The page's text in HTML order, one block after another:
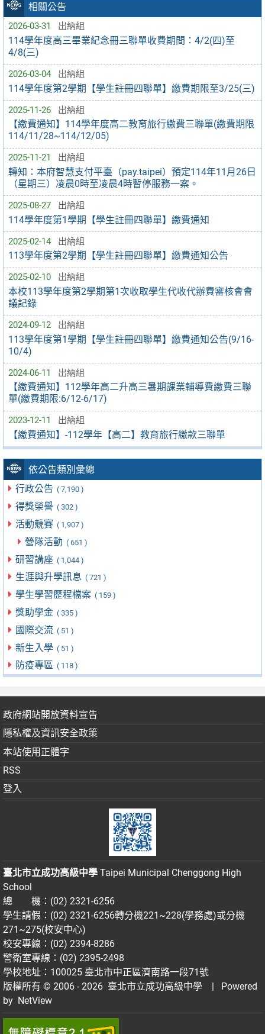
相關公告
2026-03-31 出納組
114學年度高三畢業紀念冊三聯單收費期間：4/2(四)至
4/8(三)
2026-03-04 出納組
114學年度第2學期【學生註冊四聯單】繳費期限至3/25(三)
2025-11-26 出納組
【繳費通知】114學年度高二教育旅行繳費三聯單(繳費期限
114/11/28~114/12/05)
2025-11-21 出納組
轉知：本府智慧支付平臺（pay.taipei）預定114年11月26日
（星期三）凌晨0時至凌晨4時暫停服務一案。
2025-08-27 出納組
114學年度第1學期【學生註冊四聯單】繳費通知
2025-02-14 出納組
113學年度第2學期【學生註冊四聯單】繳費通知公告
2025-02-10 出納組
本校113學年度第2學期第1次收取學生代收代辦費審核會會
議記錄
2024-09-12 出納組
113學年度第1學期【學生註冊四聯單】繳費通知公告(9/16-
10/4)
2024-06-11 出納組
【繳費通知】112學年高二升高三暑期課業輔導費繳費三聯
單(繳費期限:6/12-6/17)
2023-12-11 出納組
【繳費通知】-112學年【高二】教育旅行繳款三聯單
依公告類別彙總
行政公告 ( 7,190 )
得獎榮譽 ( 302 )
活動競賽 ( 1,907 )
營隊活動 ( 651 )
研習講座 ( 1,044 )
生涯與升學訊息 ( 721 )
學生學習歷程檔案 ( 159 )
獎助學金 ( 335 )
國際交流 ( 51 )
新生入學 ( 51 )
防疫專區 ( 118 )
政府網站開放資料宣告
隱私權及資訊安全政策
本站使用正體字
RSS
登入
臺北市立成功高級中學 Taipei Municipal Chenggong High
School
總 機：(02) 2321-6256
學生請假：(02) 2321-6256轉分機221~228(學務處)或分機
271~275(校安中心)
校安專線：(02) 2394-8286
警衛室專線：(02) 2395-2498
學校地址：100025 臺北市中正區濟南路一段71號
版權所有 © 2006 - 2026 臺北市立成功高級中學
| Powered
by NetView